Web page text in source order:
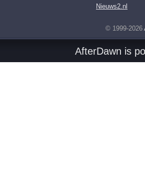
Nieuws2.nl
© 1999-2026
AfterDawn is